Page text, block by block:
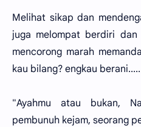
Melihat sikap dan
juga melompat berdiri dan
mencorong marah
kau bilang? engkau
"Ayahmu atau bukan,
pembunuh kejam, seorang